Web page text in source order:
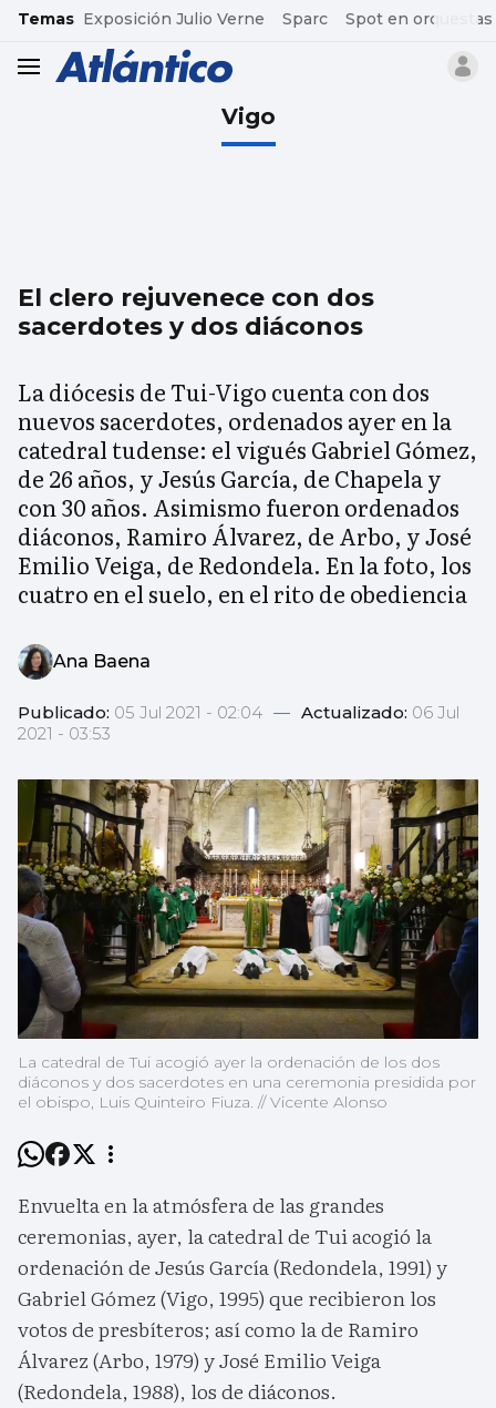
common.go-to-content
Temas Exposición Julio Verne Sparc Spot en orquestas
header.menu.open
Vigo
El clero rejuvenece con dos
sacerdotes y dos diáconos
La diócesis de Tui-Vigo cuenta con dos
nuevos sacerdotes, ordenados ayer en la
catedral tudense: el vigués Gabriel Gómez,
de 26 años, y Jesús García, de Chapela y
con 30 años. Asimismo fueron ordenados
diáconos, Ramiro Álvarez, de Arbo, y José
Emilio Veiga, de Redondela. En la foto, los
cuatro en el suelo, en el rito de obediencia
Ana Baena
Publicado: 05 Jul 2021 - 02:04 — Actualizado: 06 Jul
2021 - 03:53
La catedral de Tui acogió ayer la ordenación de los dos
diáconos y dos sacerdotes en una ceremonia presidida por
el obispo, Luis Quinteiro Fiuza. // Vicente Alonso
Envuelta en la atmósfera de las grandes
ceremonias, ayer, la catedral de Tui acogió la
ordenación de Jesús García (Redondela, 1991) y
Gabriel Gómez (Vigo, 1995) que recibieron los
votos de presbíteros; así como la de Ramiro
Álvarez (Arbo, 1979) y José Emilio Veiga
(Redondela, 1988), los de diáconos.